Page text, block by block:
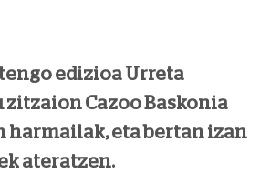
edizioa Urreta
zitzaion Cazoo Baskonia
harmailak, eta bertan izan
ateratzen.